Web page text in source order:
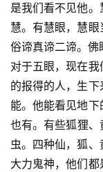
是我们看不见他
慧。有慧眼，慧眼
俗谛真谛二谛。佛
对于五眼，现在
的报得的人，生
能。他能看见地
也有。有些狐狸
虫。四种仙，狐
大力鬼神，他们